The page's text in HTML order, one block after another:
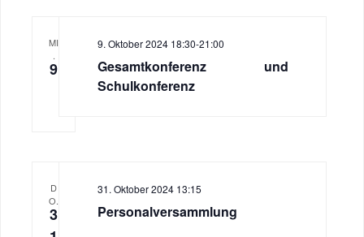
MI
9
Gesamtkonferenz und
Schulkonferenz
9. Oktober 2024 18:30-21:00
D
O.
3
Personalversammlung
31. Oktober 2024 13:15